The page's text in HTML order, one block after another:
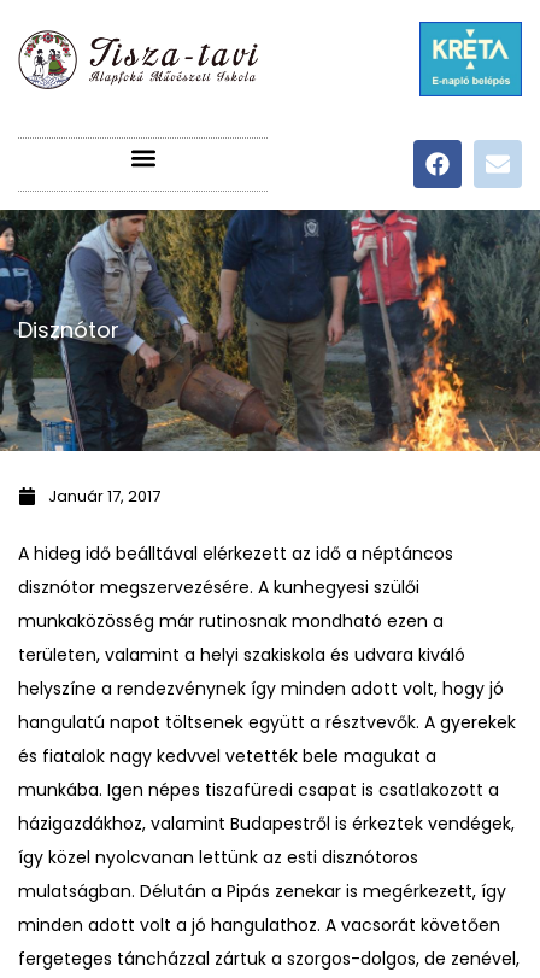
Disznótor
Január 17, 2017
A hideg idő beálltával elérkezett az idő a néptáncos
disznótor megszervezésére. A kunhegyesi szülői
munkaközösség már rutinosnak mondható ezen a
területen, valamint a helyi szakiskola és udvara kiváló
helyszíne a rendezvénynek így minden adott volt, hogy jó
hangulatú napot töltsenek együtt a résztvevők. A gyerekek
és fiatalok nagy kedvvel vetették bele magukat a
munkába. Igen népes tiszafüredi csapat is csatlakozott a
házigazdákhoz, valamint Budapestről is érkeztek vendégek,
így közel nyolcvanan lettünk az esti disznótoros
mulatságban. Délután a Pipás zenekar is megérkezett, így
minden adott volt a jó hangulathoz. A vacsorát követően
fergeteges táncházzal zártuk a szorgos-dolgos, de zenével,